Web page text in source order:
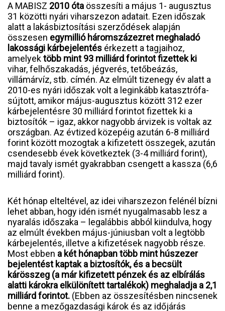
A MABISZ 2010 óta összesíti a május 1- augusztus
31 közötti nyári viharszezon adatait. Ezen időszak
alatt a lakásbiztosítási szerződések alapján
összesen egymillió háromszázezret meghaladó
lakossági kárbejelentés érkezett a tagjaihoz,
amelyektöbb mint 93 milliárd forintot fizettek ki
vihar, felhőszakadás, jégverés, tetőbeázás,
villámárvíz, stb. címén. Az elmúlt tizenegy év alatt a
2010-es nyári időszak volt a leginkább katasztrófa-
sújtott, amikor május-augusztus között 312 ezer
kárbejelentésre 30 milliárd forintot fizettek ki a
biztosítók – igaz, akkor nagyobb árvizek is voltak az
országban. Az évtized közepéig azután 6-8 milliárd
forint között mozogtak a kifizetett összegek, azután
csendesebb évek következtek (3-4 milliárd forint),
majd tavaly ismét gyakrabban csengett a kassza (6,6
milliárd forint).
Két hónap elteltével, az idei viharszezon felénél bízni
lehet abban, hogy idén ismét nyugalmasabb lesz a
nyaralás időszaka – legalábbis abból kiindulva, hogy
az elmúlt években május-júniusban volt a legtöbb
kárbejelentés, illetve a kifizetések nagyobb része.
Most ebben a két hónapban több mint húszezer
bejelentést kaptak a biztosítók, és a becsült
kárösszeg (a már kifizetett pénzek és az elbírálás
alatti károkra elkülönített tartalékok) meghaladja a 2,1
milliárd forintot. (Ebben az összesítésben nincsenek
benne a mezőgazdasági károk és az időjárás